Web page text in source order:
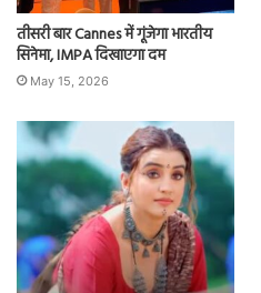
तीसरी बार Cannes में गूंजेगा भारतीय
सिनेमा, IMPA दिखाएगा दम
May 15, 2026